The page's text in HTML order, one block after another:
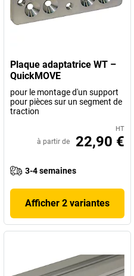
Plaque adaptatrice WT –
QuickMOVE
pour le montage d'un support
pour pièces sur un segment de
traction
HT
à partir de 22,90 €
3-4 semaines
Afficher 2 variantes